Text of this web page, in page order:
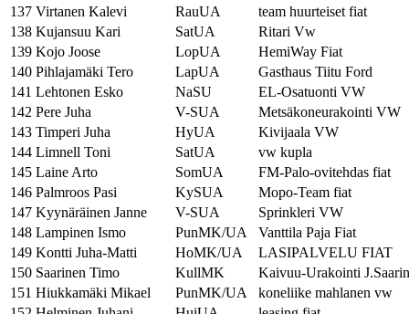
137 Virtanen Kalevi RauUA
team huurteiset fiat
138 Kujansuu Kari SatUA
Ritari Vw
139 Kojo Joose LopUA
HemiWay Fiat
140 Pihlajamäki Tero LapUA
Gasthaus Tiitu Ford
141 Lehtonen Esko NaSU
EL-Osatuonti VW
142 Pere Juha V-SUA
Metsäkoneurakointi VW
143 Timperi Juha HyUA
Kivijaala VW
144 Limnell Toni SatUA
vw kupla
145 Laine Arto SomUA
FM-Palo-ovitehdas fiat
146 Palmroos Pasi KySUA
Mopo-Team fiat
147 Kyynäräinen Janne V-SUA
Sprinkleri VW
148 Lampinen Ismo PunMK/UA
Vanttila Paja Fiat
149 Kontti Juha-Matti HoMK/UA
LASIPALVELU FIAT
150 Saarinen Timo KullMK
Kaivuu-Urakointi
151 Hiukkamäki Mikael PunMK/UA
koneliike mahlanen vw